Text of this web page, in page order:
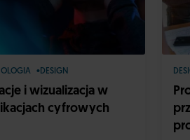
DESIGN
i wizualizacja w
cyfrowych